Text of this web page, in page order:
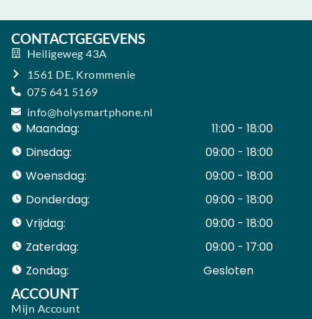
CONTACTGEGEVENS
Heiligeweg 43A
1561 DE, Krommenie
075 641 5169
info@holysmartphone.nl
Maandag:
11:00 - 18:00
Dinsdag:
09:00 - 18:00
Woensdag:
09:00 - 18:00
Donderdag:
09:00 - 18:00
Vrijdag:
09:00 - 18:00
Zaterdag:
09:00 - 17:00
Zondag:
Gesloten ​ ​ ​ ​ ​ ​ ​
ACCOUNT
Mijn Account